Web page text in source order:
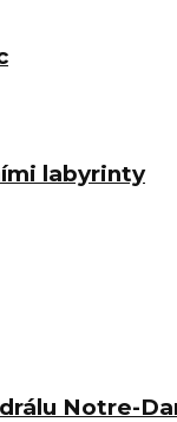
labyrinty
Notre-